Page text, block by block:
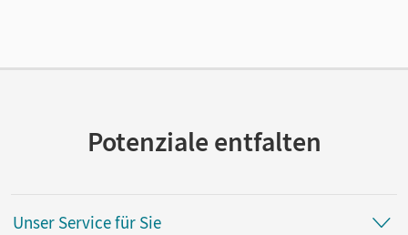
Potenziale entfalten
Unser Service für Sie